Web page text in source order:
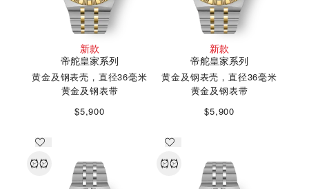
新款
帝舵皇家系列
黄金及钢表壳，直径36毫米
黄金及钢表带
$5,900
新款
帝舵皇家系列
黄金及钢表壳，直径36毫米
黄金及钢表带
$5,900